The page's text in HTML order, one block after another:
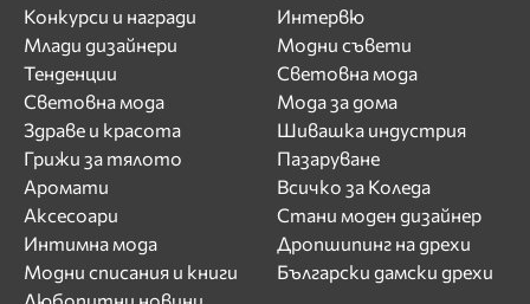
Конкурси и награди
Млади дизайнери
Тенденции
Световна мода
Здраве и красота
Грижи за тялото
Аромати
Аксесоари
Интимна мода
Модни списания и книги
Интервю
Модни съвети
Световна мода
Мода за дома
Шивашка индустрия
Пазаруване
Всичко за Коледа
Стани моден дизайнер
Дропшипинг на дрехи
Български дамски дрехи